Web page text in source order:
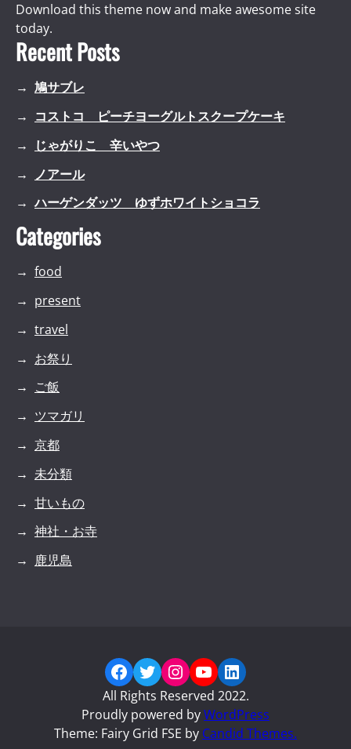
Download this theme now and make awesome site
today.
Recent Posts
鳩サブレ
コストコ ピーチヨーグルトスクープケーキ
じゃがりこ 辛いやつ
ノアール
ハーゲンダッツ ゆずホワイトショコラ
Categories
food
present
travel
お祭り
ご飯
ツマガリ
京都
未分類
甘いもの
神社・お寺
鹿児島
Facebook
Twitter
Instagram
YouTube
LinkedIn
All Rights Reserved 2022.
Proudly powered byWordPress
Theme: Fairy Grid FSE by Candid Themes.